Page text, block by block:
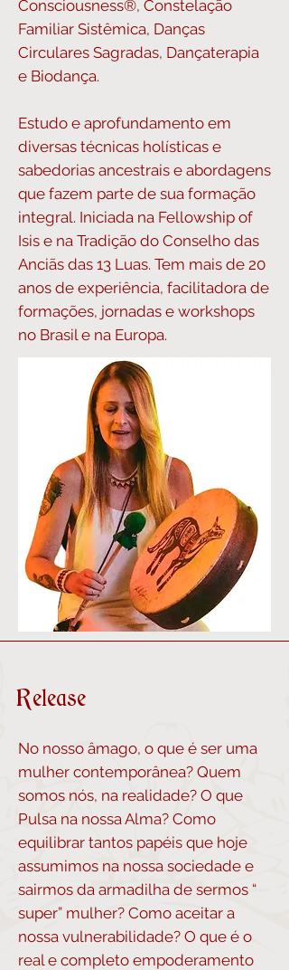
Consciousness®, Constelação
Familiar Sistêmica, Danças
Circulares Sagradas, Dançaterapia
e Biodança.
Estudo e aprofundamento em
diversas técnicas holísticas e
sabedorias ancestrais e abordagens
que fazem parte de sua formação
integral. Iniciada na Fellowship of
Isis e na Tradição do Conselho das
Anciãs das 13 Luas. Tem mais de 20
anos de experiência, facilitadora de
formações, jornadas e workshops
no Brasil e na Europa.
Release
No nosso âmago, o que é ser uma
mulher contemporânea? Quem
somos nós, na realidade? O que
Pulsa na nossa Alma? Como
equilibrar tantos papéis que hoje
assumimos na nossa sociedade e
sairmos da armadilha de sermos “
super” mulher? Como aceitar a
nossa vulnerabilidade? O que é o
real e completo empoderamento